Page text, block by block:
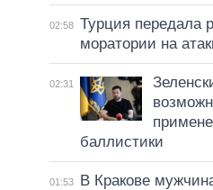
02:58 Турция передала
моратории на
02:31
баллистики
01:53
В Кракове